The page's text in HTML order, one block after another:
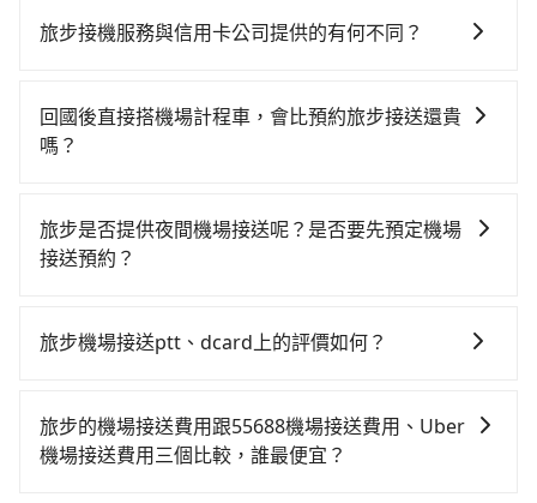
分）的高鐵從桃園站前往台北高鐵站，每人票價160元，
區) 的目的地。全程加上轉車時間共2小時7分鐘，假設一
人獨行，交通費總計2,160元。但如果全程使用tripool
元車資，而且更會額外浪費61分鐘在轉乘與等車上，現
在還不馬上來預約tripool！
$115~205承租小轎車，每公里再額外加收$3.2，從桃園
雖已將eTag和可能的每小時40元路邊停車費用預估進
去，但額外的汽車保險與可能的罰單都需自付。再者，
四位，更是沒有較大的七人座或九人座可供選擇，而且
無人租車最令人詬病的就是車況，打開車門才發現仍有
明已經預約了時間但上一位用戶卻遲遲尚未歸還，又或
隨租隨還看似方便，但實際使用時還是有其區域的限
制，實際可停靠的地點與你的上下車地點仍有段距離，
灣大車隊、Uber、Line Taxi、Yoxi等，如果在路邊攔不
自營計程車等叫車看看。依照里程跳錶計算，價格約為
2,010~2,400元間，但如改預約tripool可省高達$800。
候，或者必須透過叫車平台或電話叫車，這代表你需要
事先預約，並且要做好等待較久的心理準備。綜合以
旅步接機服務與信用卡公司提供的有何不同？
接送體驗。相較於信用卡公司提供的免費接送服務，旅
步提供更多的彈性和客製化選擇，我們會根據您的抵達
司機，為您提供更加安全和穩定的機場接送服務。
回國後直接搭機場計程車，會比預約旅步接送還貴
嗎？
乘機場計程車可能比預約旅步接送更貴，特別是在旅遊
旺季、連續假期或尖峰時間。因為機場計程車可能會加
預約旅步接送可能是一個更經濟實惠的選擇。
旅步是否提供夜間機場接送呢？是否要先預定機場
接送預約？
晨班機還是夜間航班。旅步採約制服務，只要您完成預
旅步機場接送ptt、dcard上的評價如何？
於旅步的價格透明、服務可靠以及司機親切且專業態度
表示滿意。同時也有許多dcard網友推薦旅步是機場接送
旅步的機場接送費用跟55688機場接送費用、Uber
機場接送費用三個比較，誰最便宜？